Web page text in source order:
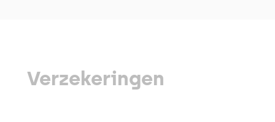
Verzekeringen